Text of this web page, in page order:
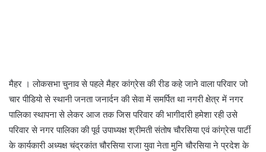
मैहर । लोकसभा चुनाव से पहले मैहर कांग्रेस की रीड कहे जाने वाला परिवार जो
चार पीडियो से स्थानी जनता जनार्दन की सेवा में समर्पित था नगरी क्षेत्र में नगर
पालिका स्थापना से लेकर आज तक जिस परिवार की भागीदारी हमेशा रही उसे
परिवार से नगर पालिका की पूर्व उपाध्यक्ष श्रीमती संतोष चौरसिया एवं कांग्रेस पार्टी
के कार्यकारी अध्यक्ष चंद्रकांत चौरसिया राजा युवा नेता मुनि चौरसिया ने प्रदेश के